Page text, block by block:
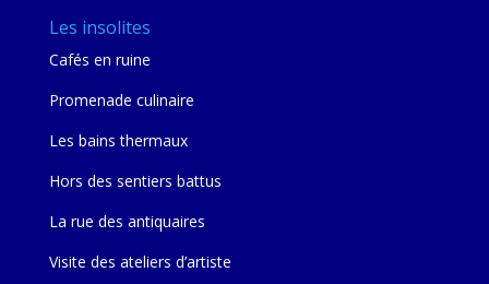
Les insolites
Cafés en ruine
Promenade culinaire
Les bains thermaux
Hors des sentiers battus
La rue des antiquaires
Visite des ateliers d’artiste